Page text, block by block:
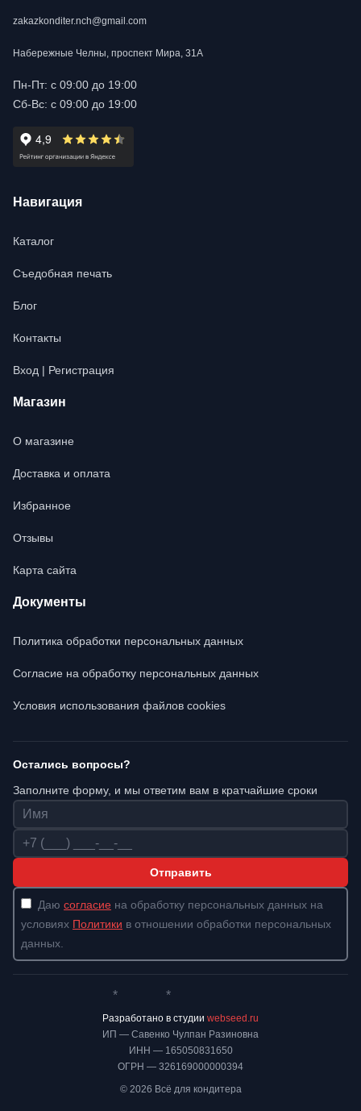
zakazkonditer.nch@gmail.com
Набережные Челны, проспект Мира, 31А
Пн-Пт: с 09:00 до 19:00
Сб-Вс: с 09:00 до 19:00
Навигация
Каталог
Съедобная печать
Блог
Контакты
Вход | Регистрация
Магазин
О магазине
Доставка и оплата
Избранное
Отзывы
Карта сайта
Документы
Политика обработки персональных данных
Согласие на обработку персональных данных
Условия использования файлов cookies
Остались вопросы?
Заполните форму, и мы ответим вам в кратчайшие сроки
Имя
Телефон
Отправить
Даю согласие на обработку персональных данных на
условиях Политики в отношении обработки персональных
данных.
ИП — Савенко Чулпан Разиновна
ИНН — 165050831650
ОГРН — 326169000000394
© 2026 Всё для кондитера
* *
Разработано в студии webseed.ru